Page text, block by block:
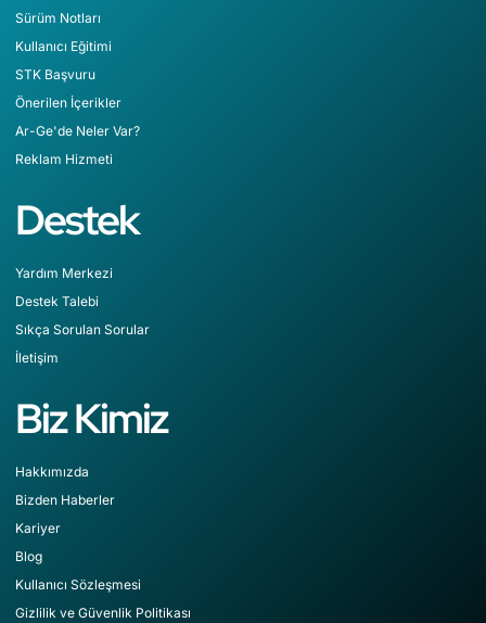
Sürüm Notları
Kullanıcı Eğitimi
STK Başvuru
Önerilen İçerikler
Ar-Ge'de Neler Var?
Reklam Hizmeti
Destek
Yardım Merkezi
Destek Talebi
Sıkça Sorulan Sorular
İletişim
Biz Kimiz
Hakkımızda
Bizden Haberler
Kariyer
Blog
Kullanıcı Sözleşmesi
Gizlilik ve Güvenlik Politikası